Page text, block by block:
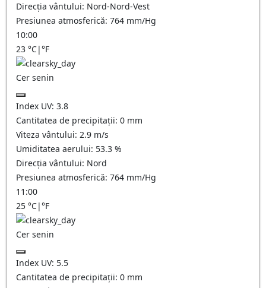
Direcția vântului: Nord-Nord-Vest
Presiunea atmosferică: 764 mm/Hg
10:00
23 °C|°F
Cer senin
Index UV: 3.8
Cantitatea de precipitații: 0 mm
Viteza vântului: 2.9 m/s
Umiditatea aerului: 53.3 %
Direcția vântului: Nord
Presiunea atmosferică: 764 mm/Hg
11:00
25 °C|°F
Cer senin
Index UV: 5.5
Cantitatea de precipitații: 0 mm